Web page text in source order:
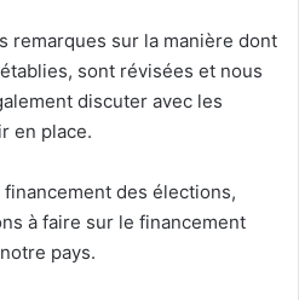
remarques sur la manière dont
sont révisées et nous
discuter avec les
en place.
des élections,
à faire sur le financement
pays.